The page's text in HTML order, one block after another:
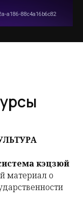
кэцзюй
материал о